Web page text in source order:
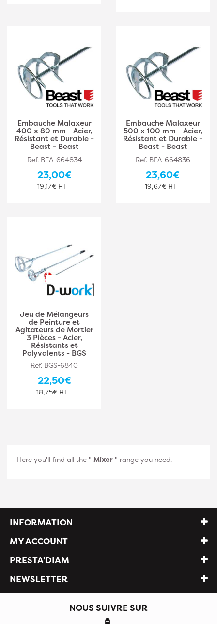
Embauche Malaxeur
400 x 80 mm - Acier,
Résistant et Durable -
Beast - Beast
Ref. BEA-664834
23,00€
19,17€ HT
Embauche Malaxeur
500 x 100 mm - Acier,
Résistant et Durable -
Beast - Beast
Ref. BEA-664836
23,60€
19,67€ HT
Jeu de Mélangeurs
de Peinture et
Agitateurs de Mortier
3 Pièces - Acier,
Résistants et
Polyvalents - BGS
Ref. BGS-6840
22,50€
18,75€ HT
Here you'll find all the " Mixer " range you need.
INFORMATION
MY ACCOUNT
PRESTA'DIAM
NEWSLETTER
NOUS SUIVRE SUR